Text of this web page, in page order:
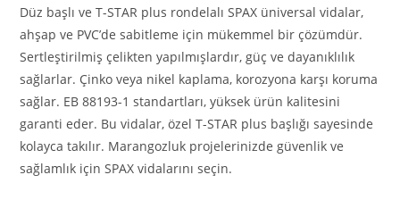
Düz başlı ve T-STAR plus rondelalı SPAX üniversal vidalar,
ahşap ve PVC’de sabitleme için mükemmel bir çözümdür.
Sertleştirilmiş çelikten yapılmışlardır, güç ve dayanıklılık
sağlarlar. Çinko veya nikel kaplama, korozyona karşı koruma
sağlar. EB 88193-1 standartları, yüksek ürün kalitesini
garanti eder. Bu vidalar, özel T-STAR plus başlığı sayesinde
kolayca takılır. Marangozluk projelerinizde güvenlik ve
sağlamlık için SPAX vidalarını seçin.